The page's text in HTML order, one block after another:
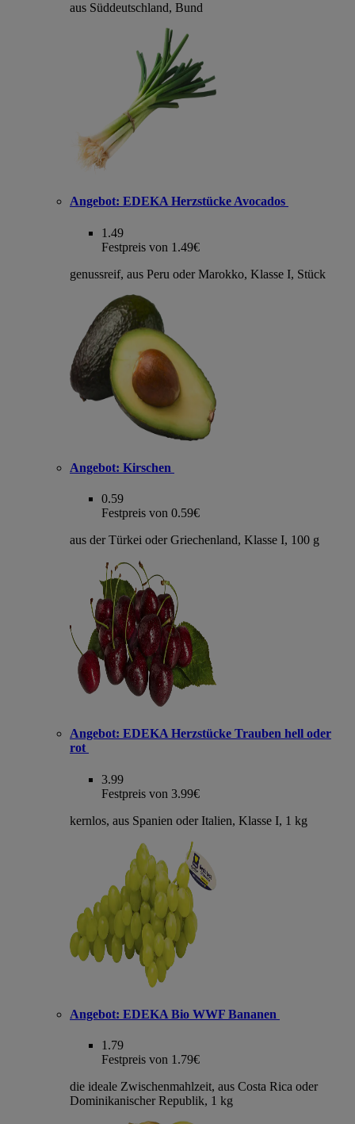
aus Süddeutschland, Bund
Angebot: EDEKA Herzstücke Avocados
1.49
Festpreis von 1.49€
genussreif, aus Peru oder Marokko, Klasse I, Stück
Angebot: Kirschen
0.59
Festpreis von 0.59€
aus der Türkei oder Griechenland, Klasse I, 100 g
Angebot: EDEKA Herzstücke Trauben hell oder
rot
3.99
Festpreis von 3.99€
kernlos, aus Spanien oder Italien, Klasse I, 1 kg
Angebot: EDEKA Bio WWF Bananen
1.79
Festpreis von 1.79€
die ideale Zwischenmahlzeit, aus Costa Rica oder
Dominikanischer Republik, 1 kg